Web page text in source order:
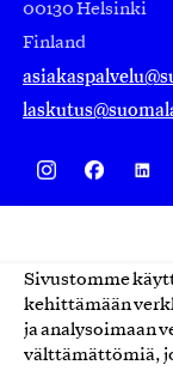
Sivustomme
kehittämään
ja analysoimaan
välttämättömiä,
00130 Helsinki
Finland
Design From